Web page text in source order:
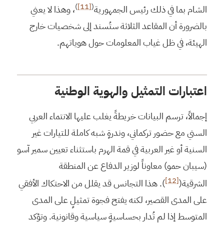
الشام بما في ذلك رئيس الجمهورية(
[11]
)، وهذا لا يعني
بالضرورة أن المقاعد الثلاثة ستُسند إلى شخصيات خارج
الهيئة، في ظل غياب المعلومات حول هوياتهم.
اعتبارات التمثيل والهوية الوطنية
إجمالاً، ترسم البيانات خريطةً يغلب عليها الانتماء العربي
السني مع حضور تركماني، وندرةٍ شبه كاملة للتيارات غير
السنية أو غير العربية في قمة الهرم باستثناء تعيين سمير آسو
(سيبان حمو) معاوناً لوزير الدفاع عن المنطقة
الشرقية([12]
). هذا التجانس قد يقلل من الاحتكاك الأفقي
على المدى القصير، لكنه يفتح فجوة تمثيلٍ على المدى
المتوسط إذا لم تُدار بحساسيةٍ سياسية وقانونية. وتؤكد